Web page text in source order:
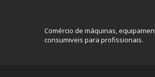
Comércio de máquinas,
consumiveis para profissionais.